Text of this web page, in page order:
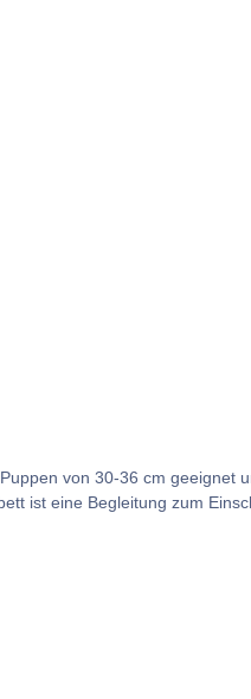
von 30-36 cm geeignet
ist eine Begleitung zum